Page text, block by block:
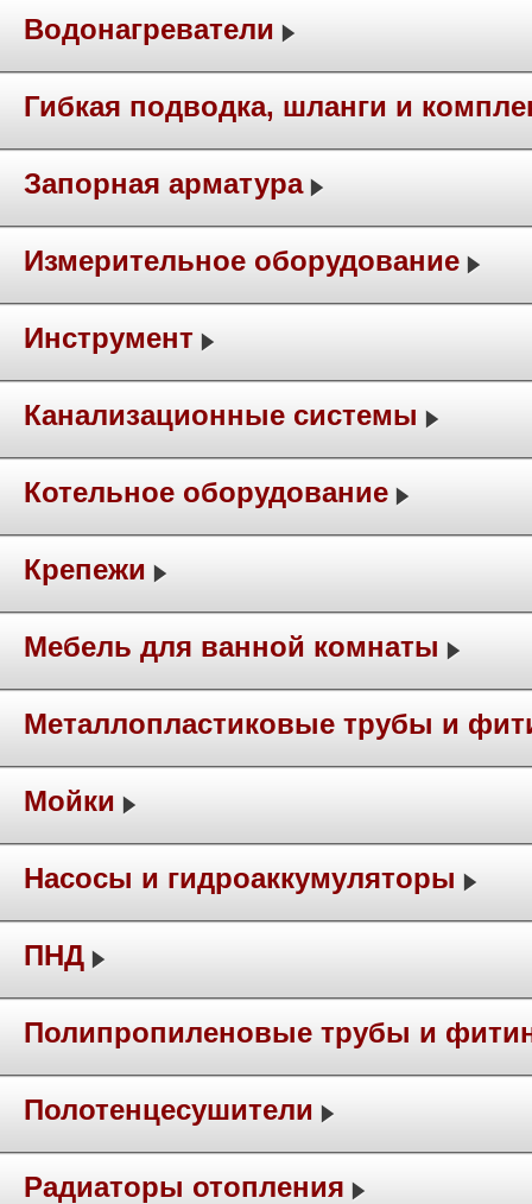
Водонагреватели
Гибкая подводка, шланги и
Запорная арматура
Измерительное оборудование
Инструмент
Канализационные системы
Котельное оборудование
Крепежи
Мебель для ванной комнаты
Металлопластиковые трубы и
Мойки
Насосы и гидроаккумуляторы
ПНД
Полипропиленовые трубы и
Полотенцесушители
Радиаторы отопления